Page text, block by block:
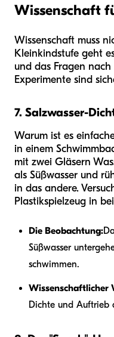
Wissenschaft
Wissenschaft muss
Kleinkindstufe geht
und das Fragen
Experimente sind
7. Salzwasser-
Warum ist es
in einem
mit zwei Gläsern
als Süßwasser und
in das andere.
Plastikspielzeug in
Die Beobachtung:
Süßwasser
schwimmen.
Wissenschaftlicher
Dichte und Auftrieb